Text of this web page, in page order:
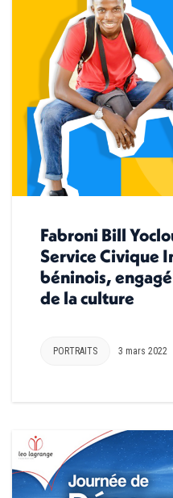
Fabroni Bill
Service Civique
béninois,
de la culture
PORTRAITS 3 mars 2022